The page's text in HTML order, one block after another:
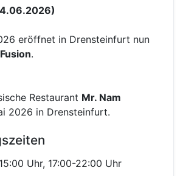
eröffnet in Drensteinfurt nun
.
Restaurant Mr. Nam
2026 in Drensteinfurt.
Uhr, 17:00-22:00 Uhr